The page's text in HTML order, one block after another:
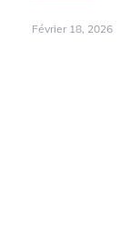
Février 18, 2026